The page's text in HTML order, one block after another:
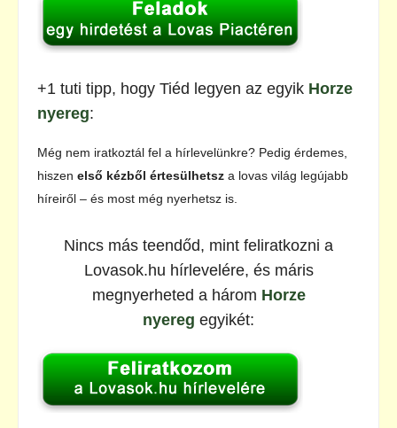
+1 tuti tipp, hogy Tiéd legyen az egyik Horze
nyereg:
Még nem iratkoztál fel a hírlevelünkre? Pedig érdemes,
hiszen első kézből értesülhetsz a lovas világ legújabb
híreiről – és most még nyerhetsz is.
Nincs más teendőd, mint feliratkozni a
Lovasok.hu hírlevelére, és máris
megnyerheted a három Horze
nyereg egyikét: